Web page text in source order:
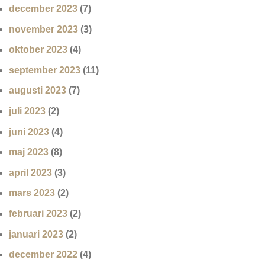
december 2023 (7)
november 2023 (3)
oktober 2023 (4)
september 2023 (11)
augusti 2023 (7)
juli 2023 (2)
juni 2023 (4)
maj 2023 (8)
april 2023 (3)
mars 2023 (2)
februari 2023 (2)
januari 2023 (2)
december 2022 (4)